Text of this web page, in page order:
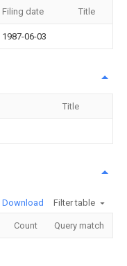
Filing date Title
1987-06-03
Title
Download Filter table
Count Query match